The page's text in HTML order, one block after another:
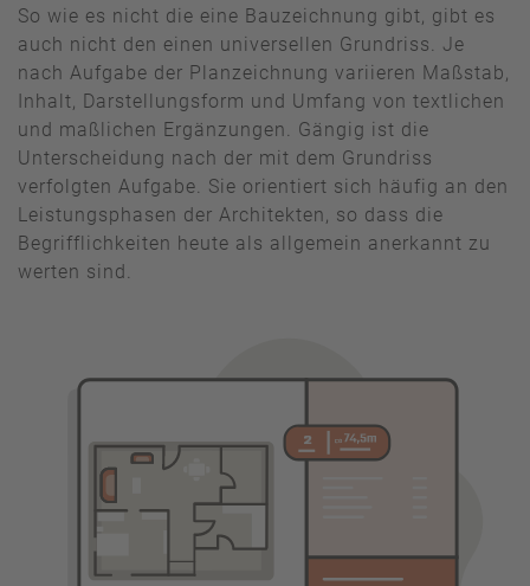
So wie es nicht die eine Bauzeichnung gibt, gibt es
auch nicht den einen universellen Grundriss. Je
nach Aufgabe der Planzeichnung variieren Maßstab,
Inhalt, Darstellungsform und Umfang von textlichen
und maßlichen Ergänzungen. Gängig ist die
Unterscheidung nach der mit dem Grundriss
verfolgten Aufgabe. Sie orientiert sich häufig an den
Leistungsphasen der Architekten, so dass die
Begrifflichkeiten heute als allgemein anerkannt zu
werten sind.